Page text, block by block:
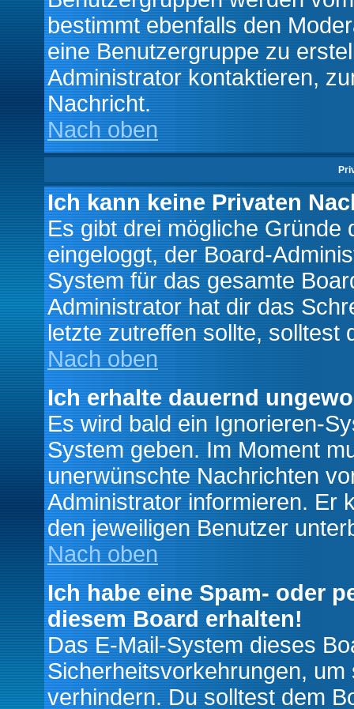
bestimmt ebenfalls den
eine Benutzergruppe zu
Administrator kontaktieren,
Nachricht.
Nach oben
Ich kann keine Privaten
Es gibt drei mögliche Gründe
eingeloggt, der Board-
System für das gesamte
Administrator hat dir das
letzte zutreffen sollte, solltest
Nach oben
Ich erhalte dauernd
Es wird bald ein Ignorieren-
System geben. Im Moment
unerwünschte Nachrichten
Administrator informieren. Er
den jeweiligen Benutzer
Nach oben
Ich habe eine Spam- oder
diesem Board erhalten!
Das E-Mail-System dieses
Sicherheitsvorkehrungen,
verhindern. Du solltest dem